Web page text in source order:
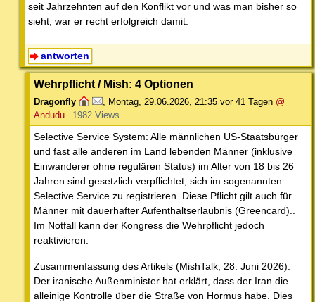
seit Jahrzehnten auf den Konflikt vor und was man bisher so
sieht, war er recht erfolgreich damit.
antworten
Wehrpflicht / Mish: 4 Optionen
Dragonfly Montag, 29.06.2026, 21:35 vor 41 Tagen @
Andudu
1982 Views
Selective Service System: Alle männlichen US-Staatsbürger
und fast alle anderen im Land lebenden Männer (inklusive
Einwanderer ohne regulären Status) im Alter von 18 bis 26
Jahren sind gesetzlich verpflichtet, sich im sogenannten
Selective Service zu registrieren. Diese Pflicht gilt auch für
Männer mit dauerhafter Aufenthaltserlaubnis (Greencard)..
Im Notfall kann der Kongress die Wehrpflicht jedoch
reaktivieren.
Zusammenfassung des Artikels (MishTalk, 28. Juni 2026):
Der iranische Außenminister hat erklärt, dass der Iran die
alleinige Kontrolle über die Straße von Hormus habe. Dies